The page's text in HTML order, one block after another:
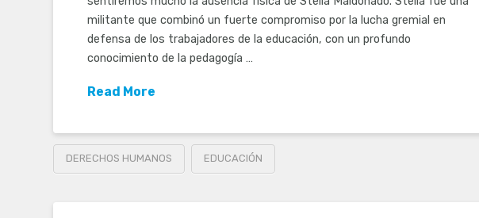
militante que combinó un fuerte compromiso por la lucha gremial en
defensa de los trabajadores de la educación, con un profundo
conocimiento de la pedagogía …
Read More
DERECHOS HUMANOS EDUCACIÓN